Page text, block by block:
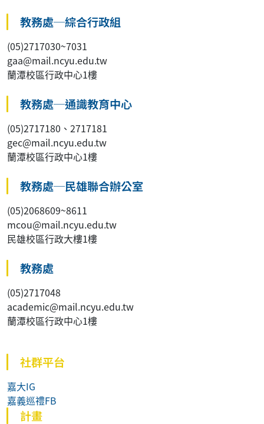
教務處─綜合行政組
(05)2717030~7031
gaa@mail.ncyu.edu.tw
蘭潭校區行政中心1樓
教務處─通識教育中心
(05)2717180、2717181
gec@mail.ncyu.edu.tw
蘭潭校區行政中心1樓
教務處─民雄聯合辦公室
(05)2068609~8611
mcou@mail.ncyu.edu.tw
民雄校區行政大樓1樓
教務處
(05)2717048
academic@mail.ncyu.edu.tw
蘭潭校區行政中心1樓
社群平台
嘉大IG
嘉義巡禮FB
計畫